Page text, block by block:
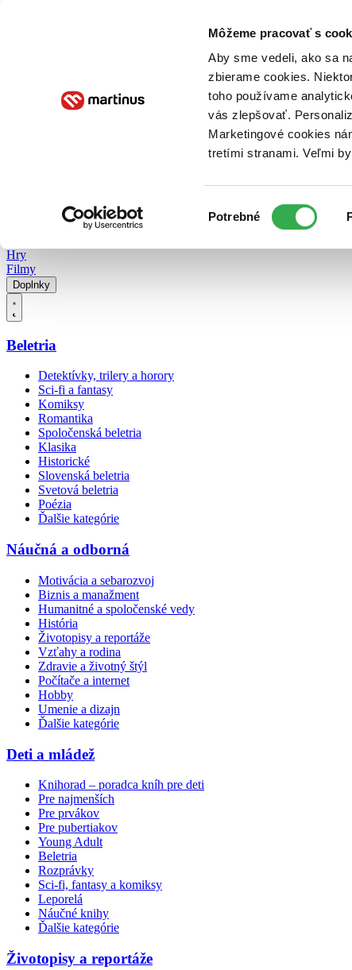
Môžeme pracovať s
Aby sme vedeli, ako sa
zbierame cookies.
toho používame
vás zlepšovať.
Marketingové cookies
tretími stranami. Veľmi
súhlasu
Potrebné
Poukážky Kontakt
Hry
Filmy
Doplnky
Beletria
Detektívky, trilery a horory
Sci-fi a fantasy
Komiksy
Romantika
Spoločenská beletria
Klasika
Historické
Slovenská beletria
Svetová beletria
Poézia
Ďalšie kategórie
Náučná a odborná
Motivácia a sebarozvoj
Biznis a manažment
Humanitné a spoločenské vedy
História
Životopisy a reportáže
Vzťahy a rodina
Zdravie a životný štýl
Počítače a internet
Hobby
Umenie a dizajn
Ďalšie kategórie
Deti a mládež
Knihorad – poradca kníh pre deti
Pre najmenších
Pre prvákov
Pre pubertiakov
Young Adult
Beletria
Rozprávky
Sci-fi, fantasy a komiksy
Leporelá
Náučné knihy
Ďalšie kategórie
Životopisy a reportáže